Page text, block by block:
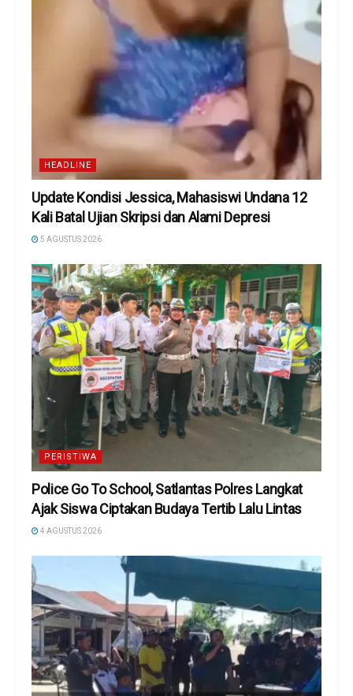
HEADLINE
Update Kondisi Jessica, Mahasiswi Undana 12
Kali Batal Ujian Skripsi dan Alami Depresi
5 AGUSTUS 2026
PERISTIWA
Police Go To School, Satlantas Polres Langkat
Ajak Siswa Ciptakan Budaya Tertib Lalu Lintas
4 AGUSTUS 2026